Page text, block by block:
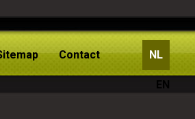
Contact NL
EN